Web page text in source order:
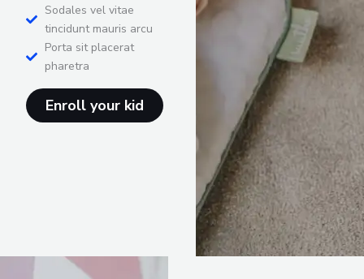
Sodales vel vitae
tincidunt mauris arcu
Porta sit placerat
pharetra
Enroll your kid